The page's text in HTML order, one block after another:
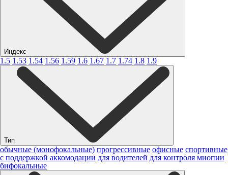
Индекс
1.5 1.53 1.54 1.56 1.59 1.6 1.67 1.7 1.74 1.8 1.9
Тип
обычные (монофокальные) прогрессивные офисные спортивные
с поддержкой аккомодации для водителей для контроля миопии
бифокальные